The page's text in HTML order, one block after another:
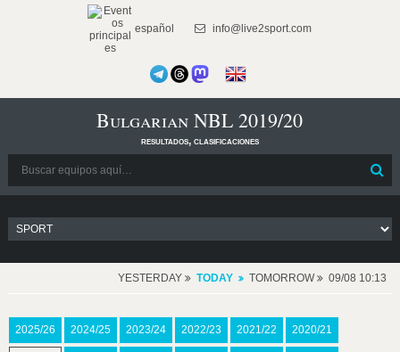
español info@live2sport.com
Bulgarian NBL 2019/20
resultados, clasificaciones
YESTERDAY TODAY TOMORROW 09/08 10:13
2025/26 2024/25 2023/24 2022/23 2021/22 2020/21